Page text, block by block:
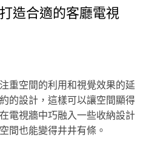
造合適的客廳電視
重空間的利用和視覺效果的延
的設計，這樣可以讓空間顯得
電視牆中巧融入一些收納設計
間也能變得井井有條。